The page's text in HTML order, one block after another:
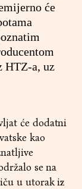
će
HTZ-a, uz
će dodatni
kao
se na
u utorak iz